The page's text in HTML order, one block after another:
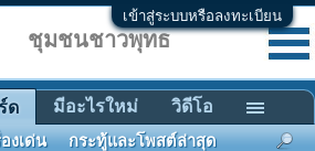
เข้าสู่ระบบหรือลงทะเบียน
ชุมชนชาวพุทธ
ด
องเด่น กระทู้และโพสต์ล่าสุด
มีอะไรใหม่ วิดีโอ